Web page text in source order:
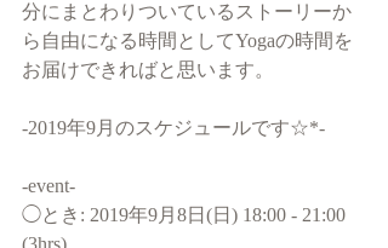
分にまとわりついているストーリーか
ら自由になる時間としてYogaの時間を
お届けできればと思います。
-2019年9月のスケジュールです☆*-
-event-
◯とき: 2019年9月8日(日) 18:00 - 21:00
(3hrs)